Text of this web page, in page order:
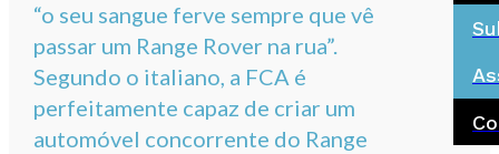
“o seu sangue ferve sempre que vê
passar um Range Rover na rua”.
Segundo o italiano, a FCA é
perfeitamente capaz de criar um
automóvel concorrente do Range